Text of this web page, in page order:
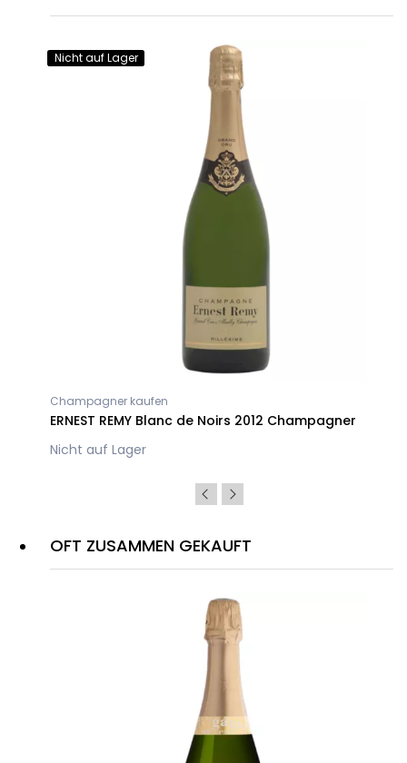
Nicht auf Lager
Champagner kaufen
ERNEST REMY Blanc de Noirs 2012 Champagner
Nicht auf Lager
OFT ZUSAMMEN GEKAUFT